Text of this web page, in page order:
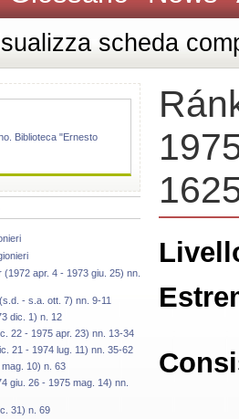
scheda
Biblioteca "Ernesto
(1972 apr. 4 - 1973 giu. 25) nn.
- s.a. ott. 7) nn. 9-11
dic. 1) n. 12
22 - 1975 apr. 23) nn. 13-34
21 - 1974 lug. 11) nn. 35-62
10) n. 63
giu. 26 - 1975 mag. 14) nn.
31) n. 69